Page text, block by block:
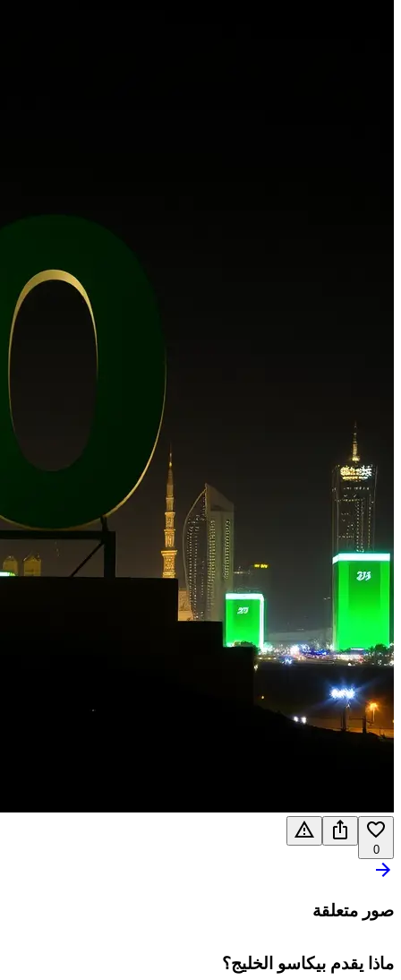
0
صور متعلقة
ماذا يقدم بيكاسو الخليج؟